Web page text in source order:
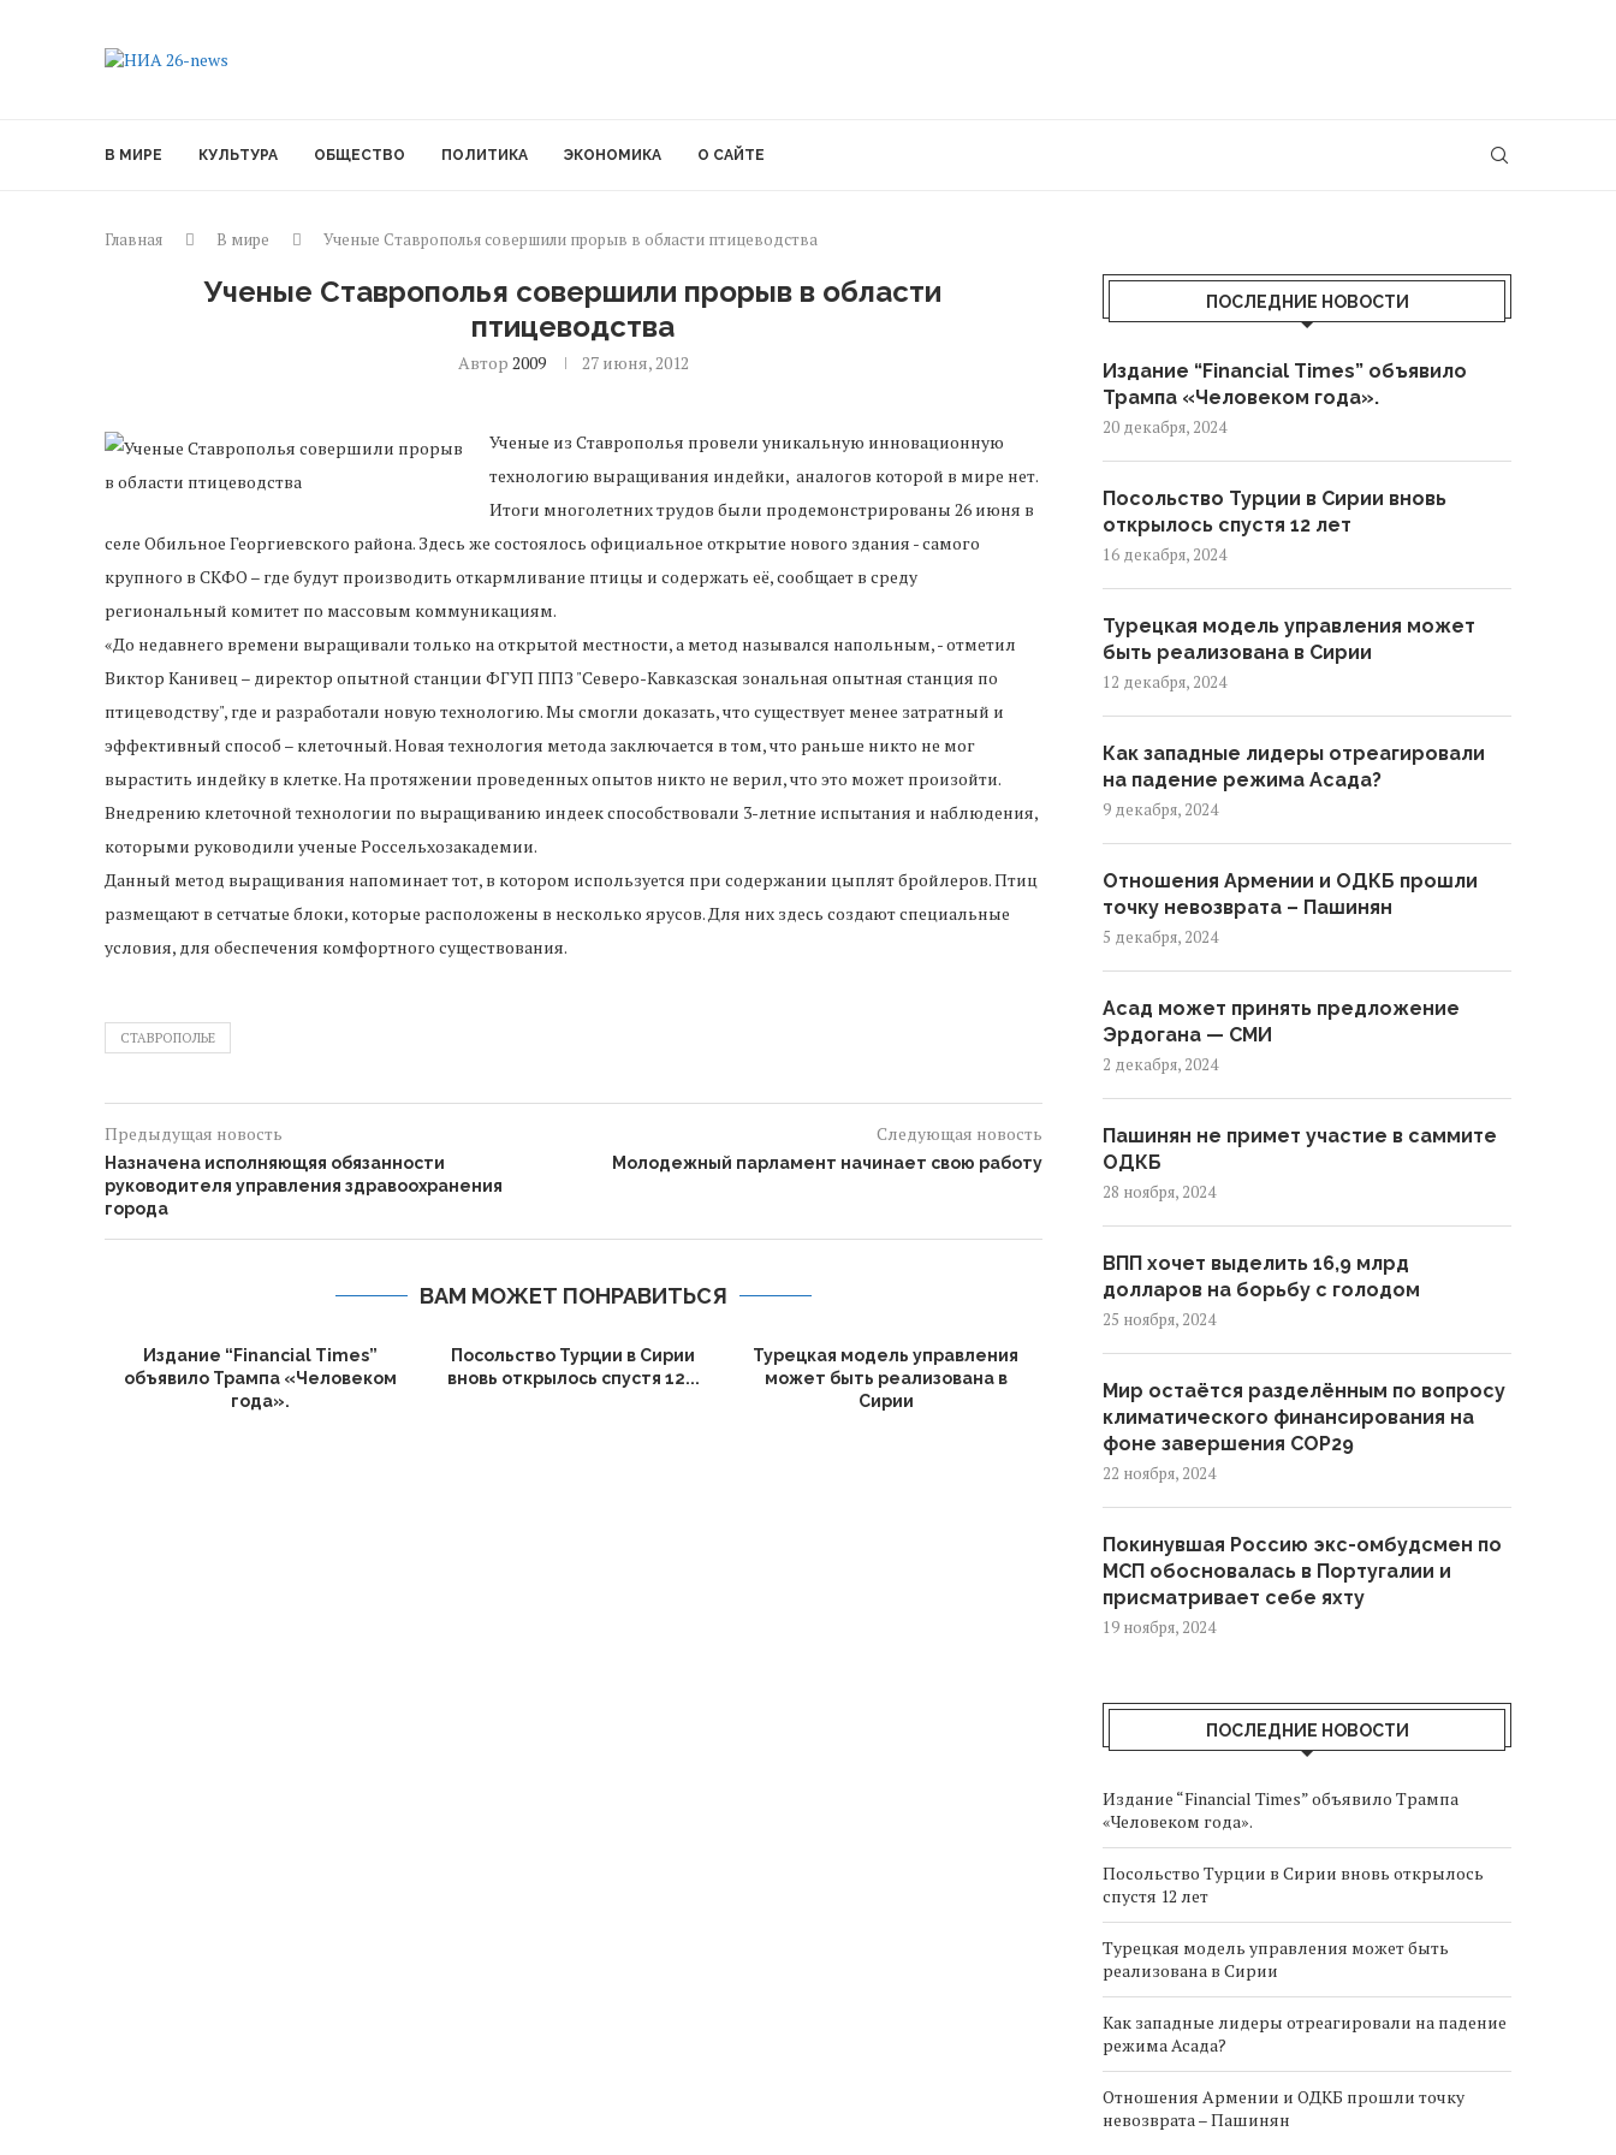
В МИРЕ КУЛЬТУРА ОБЩЕСТВО ПОЛИТИКА ЭКОНОМИКА О САЙТЕ
Главная В мире Ученые Ставрополья совершили прорыв в области птицеводства
Ученые Ставрополья совершили прорыв в области
птицеводства
Автор 2009 27 июня, 2012
Ученые из Ставрополья провели уникальную инновационную
технологию выращивания индейки, аналогов которой в мире нет.
Итоги многолетних трудов были продемонстрированы 26 июня в
селе Обильное Георгиевского района. Здесь же состоялось официальное открытие нового здания - самого
крупного в СКФО – где будут производить откармливание птицы и содержать её, сообщает в среду
региональный комитет по массовым коммуникациям.
«До недавнего времени выращивали только на открытой местности, а метод назывался напольным, - отметил
Виктор Канивец – директор опытной станции ФГУП ППЗ "Северо-Кавказская зональная опытная станция по
птицеводству", где и разработали новую технологию. Мы смогли доказать, что существует менее затратный и
эффективный способ – клеточный. Новая технология метода заключается в том, что раньше никто не мог
вырастить индейку в клетке. На протяжении проведенных опытов никто не верил, что это может произойти.
Внедрению клеточной технологии по выращиванию индеек способствовали 3-летние испытания и наблюдения,
которыми руководили ученые Россельхозакадемии.
Данный метод выращивания напоминает тот, в котором используется при содержании цыплят бройлеров. Птиц
размещают в сетчатые блоки, которые расположены в несколько ярусов. Для них здесь создают специальные
условия, для обеспечения комфортного существования.
СТАВРОПОЛЬЕ
Предыдущая новость
Назначена исполняющяя обязанности
руководителя управления здравоохранения
города
Следующая новость
Молодежный парламент начинает свою работу
ВАМ МОЖЕТ ПОНРАВИТЬСЯ
Издание “Financial Times”
объявило Трампа «Человеком
года».
Посольство Турции в Сирии
вновь открылось спустя 12...
Турецкая модель управления
может быть реализована в
Сирии
ПОСЛЕДНИЕ НОВОСТИ
Издание “Financial Times” объявило
Трампа «Человеком года».
20 декабря, 2024
Посольство Турции в Сирии вновь
открылось спустя 12 лет
16 декабря, 2024
Турецкая модель управления может
быть реализована в Сирии
12 декабря, 2024
Как западные лидеры отреагировали
на падение режима Асада?
9 декабря, 2024
Отношения Армении и ОДКБ прошли
точку невозврата – Пашинян
5 декабря, 2024
Асад может принять предложение
Эрдогана — СМИ
2 декабря, 2024
Пашинян не примет участие в саммите
ОДКБ
28 ноября, 2024
ВПП хочет выделить 16,9 млрд
долларов на борьбу с голодом
25 ноября, 2024
Мир остаётся разделённым по вопросу
климатического финансирования на
фоне завершения COP29
22 ноября, 2024
Покинувшая Россию экс-омбудсмен по
МСП обосновалась в Португалии и
присматривает себе яхту
19 ноября, 2024
ПОСЛЕДНИЕ НОВОСТИ
Издание “Financial Times” объявило Трампа
«Человеком года».
Посольство Турции в Сирии вновь открылось
спустя 12 лет
Турецкая модель управления может быть
реализована в Сирии
Как западные лидеры отреагировали на падение
режима Асада?
Отношения Армении и ОДКБ прошли точку
невозврата – Пашинян